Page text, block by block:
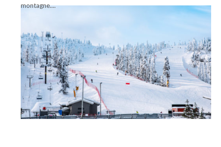
montagne....